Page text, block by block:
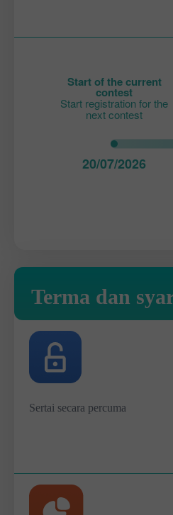
Start of the current
contest
Start registration for the
next contest
20/07/2026
Terma dan
Sertai secara percuma